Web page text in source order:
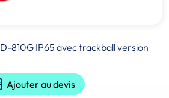
810G IP65 avec trackball version
Ajouter au devis